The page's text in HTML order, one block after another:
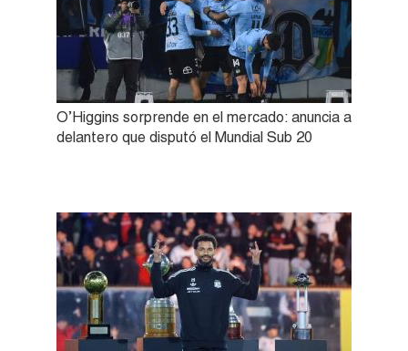
O’Higgins sorprende en el mercado: anuncia a
delantero que disputó el Mundial Sub 20